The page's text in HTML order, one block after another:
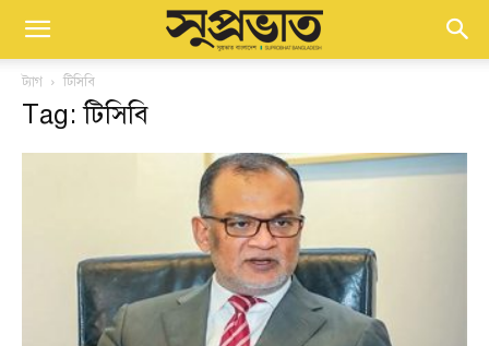
ট্যাগ টিসিবি
Tag: টিসিবি